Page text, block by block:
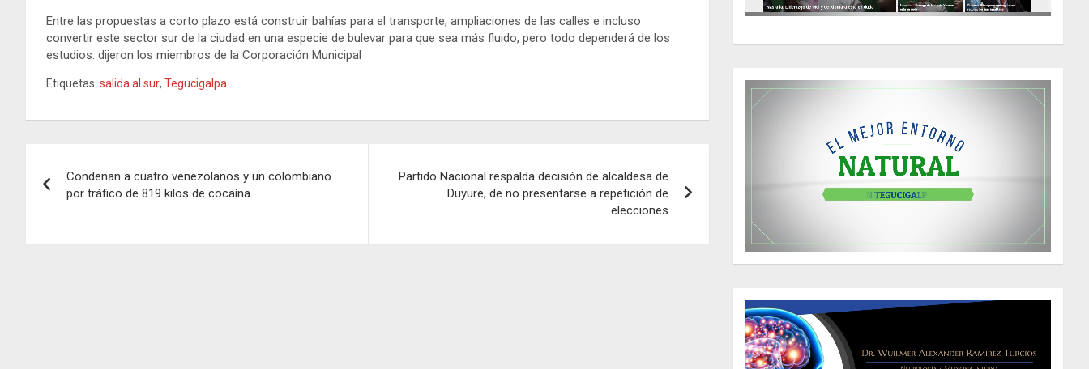
Entre las propuestas a corto plazo está construir bahías para el transporte, ampliaciones de las calles e incluso
convertir este sector sur de la ciudad en una especie de bulevar para que sea más fluido, pero todo dependerá de los
estudios. dijeron los miembros de la Corporación Municipal
Etiquetas: salida al sur, Tegucigalpa
de
Condenan a cuatro venezolanos y un colombiano
por tráfico de 819 kilos de cocaína
Partido Nacional respalda decisión de alcaldesa de
Duyure, de no presentarse a repetición de
elecciones